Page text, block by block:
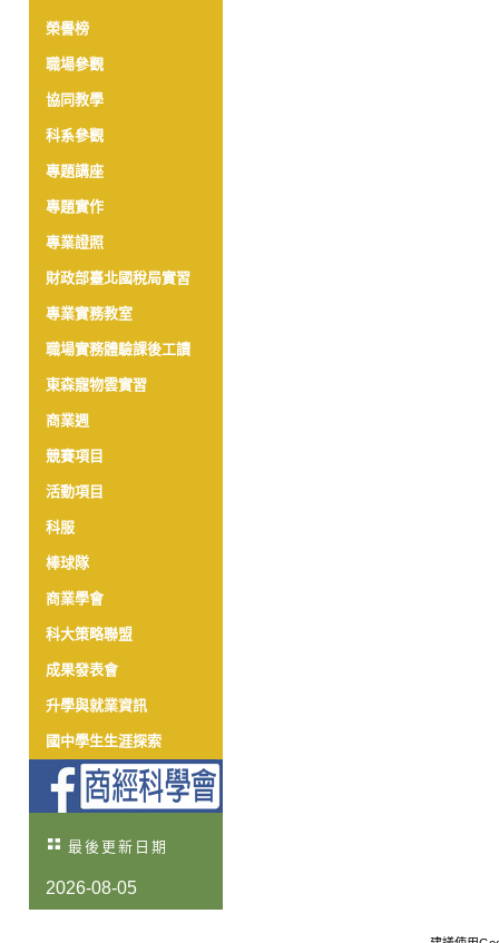
榮譽榜
職場參觀
協同教學
科系參觀
專題講座
專題實作
專業證照
財政部臺北國稅局實習
專業實務教室
職場實務體驗課後工讀
東森寵物雲實習
商業週
競賽項目
活動項目
科服
棒球隊
商業學會
科大策略聯盟
成果發表會
升學與就業資訊
國中學生生涯探索
最後更新日期
2026-08-05